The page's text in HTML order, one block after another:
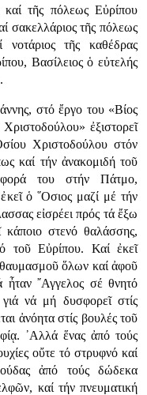
καί τῆς πόλεως Εὐρίπου
σακελλάριος τῆς πόλεως
νοτάριος τῆς καθέδρας
Βασίλειος ὁ εὐτελής
στό ἔργο του «Βίος
ἐξιστορεῖ
Χριστοδούλου στόν
καί τήν ἀνακομιδή τοῦ
του στήν Πάτμο,
ὁ ῞Οσιος μαζί μέ τήν
εἰσρέει πρός τά ἔξω
κάποιο στενό θαλάσσης,
τοῦ Εὐρίπου. Καί ἐκεῖ
θαυμασμοῦ ὅλων καί ἀφοῦ
ἦταν ῎Αγγελος σέ θνητό
νά μή δυσφορεῖ στίς
ἀνόητα στίς βουλές τοῦ
᾿Αλλά ἕνας ἀπό τούς
οὔτε τό στρυφνό καί
ἀπό τούς δώδεκα
καί τήν πνευματική